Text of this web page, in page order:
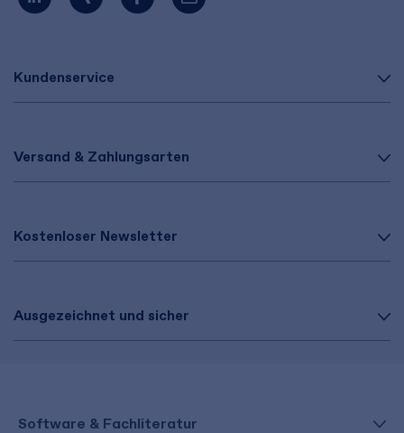
Kundenservice
Versand & Zahlungsarten
Kostenloser Newsletter
Ausgezeichnet und sicher
Software & Fachliteratur